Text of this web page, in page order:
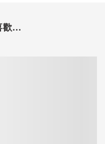
歡...